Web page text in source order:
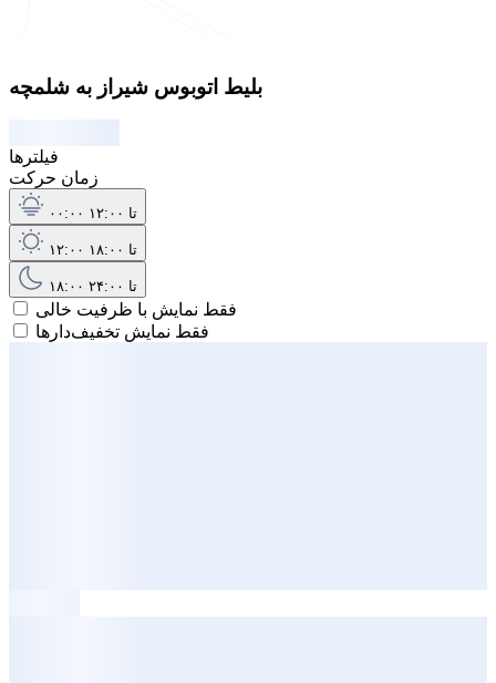
بلیط اتوبوس شیراز به شلمچه
فیلترها
زمان حرکت
۰۰:۰۰ تا ۱۲:۰۰
۱۲:۰۰ تا ۱۸:۰۰
۱۸:۰۰ تا ۲۴:۰۰
فقط نمایش با ظرفیت خالی
فقط نمایش تخفیف‌دارها